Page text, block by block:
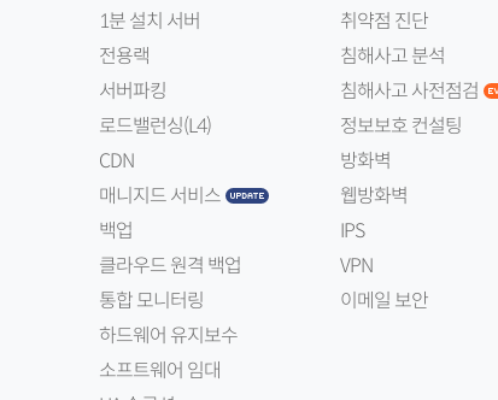
1분 설치 서버
전용랙
서버파킹
로드밸런싱(L4)
CDN
매니지드 서비스
백업
클라우드 원격 백업
통합 모니터링
하드웨어 유지보수
소프트웨어 임대
취약점 진단
침해사고 분석
침해사고 사전점검
정보보호 컨설팅
방화벽
웹방화벽
IPS
VPN
이메일 보안